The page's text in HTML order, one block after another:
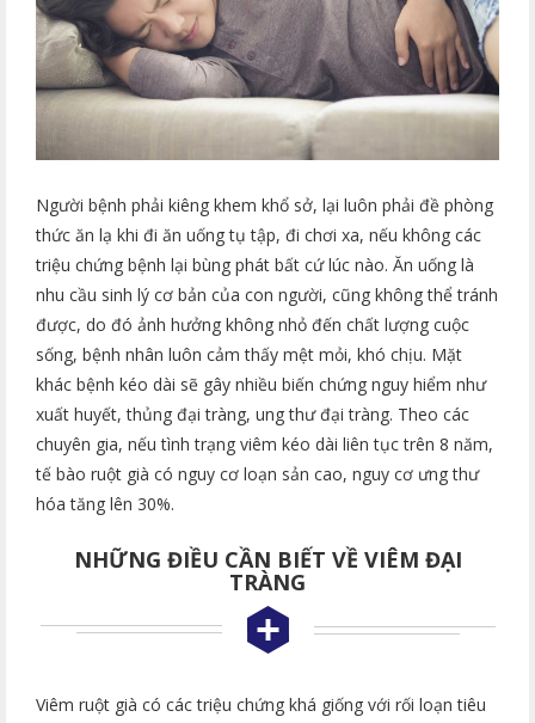
Người bệnh phải kiêng khem khổ sở, lại luôn phải đề phòng
thức ăn lạ khi đi ăn uống tụ tập, đi chơi xa, nếu không các
triệu chứng bệnh lại bùng phát bất cứ lúc nào. Ăn uống là
nhu cầu sinh lý cơ bản của con người, cũng không thể tránh
được, do đó ảnh hưởng không nhỏ đến chất lượng cuộc
sống, bệnh nhân luôn cảm thấy mệt mỏi, khó chịu. Mặt
khác bệnh kéo dài sẽ gây nhiều biến chứng nguy hiểm như
xuất huyết, thủng đại tràng, ung thư đại tràng. Theo các
chuyên gia, nếu tình trạng viêm kéo dài liên tục trên 8 năm,
tế bào ruột già có nguy cơ loạn sản cao, nguy cơ ưng thư
hóa tăng lên 30%.
NHỮNG ĐIỀU CẦN BIẾT VỀ VIÊM ĐẠI
TRÀNG
Viêm ruột già có các triệu chứng khá giống với rối loạn tiêu